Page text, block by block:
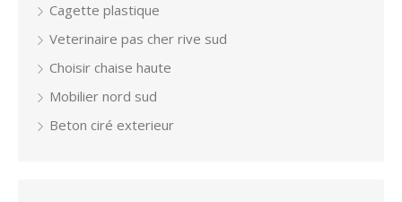
Cagette plastique
Veterinaire pas cher rive sud
Choisir chaise haute
Mobilier nord sud
Beton ciré exterieur